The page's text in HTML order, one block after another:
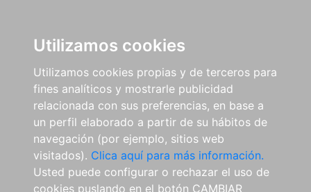
Utilizamos cookies
Utilizamos cookies propias y de terceros para
fines analíticos y mostrarle publicidad
relacionada con sus preferencias, en base a
un perfil elaborado a partir de su hábitos de
navegación (por ejemplo, sitios web
visitados). Clica aquí para más información.
Usted puede configurar o rechazar el uso de
cookies puslando en el botón CAMBIAR